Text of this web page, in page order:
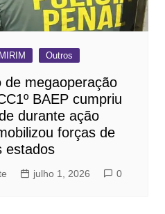
Outros
de megaoperação
BAEP cumpriu
durante ação
forças de
estados
julho 1, 2026 0